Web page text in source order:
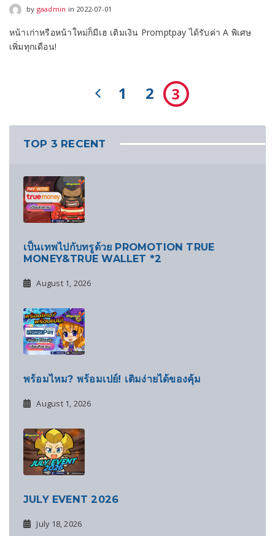
by gaadmin in 2022-07-01
หน้าเก่าหรือหน้าใหม่ก็มีเฮ เติมเงิน Promptpay ได้รับค่า A พิเศษ
เพิ่มทุกเดือน!
1 2 3
TOP 3 RECENT
เป็นเทพไปกับทรูด้วย PROMOTION TRUE
MONEY&TRUE WALLET *2
August 1, 2026
พร้อมไหม? พร้อมเปย์! เติมง่ายได้ของคุ้ม
August 1, 2026
JULY EVENT 2026
July 18, 2026